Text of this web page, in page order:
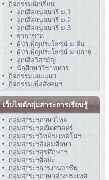
กิจกรรมนักเรียน
ลูกเสือ/เนตนารี ม.1
ลูกเสือ/เนตนารี ม.2
ลูกเสือ/เนตนารี ม.3
ยุวกาชาด
ผู้บำเพ็ญประโยชน์ ม.ต้น
ผู้บำเพ็ญประโยชน์ ม.ปลาย
ลูกเสือวิสามัญ
นักศึกษาวิชาทหาร
กิจกรรมแนะแนว
กิจกรรมเพื่อสังคมฯ
เว็บไซต์กลุ่มสาระการเรียนรู้
กลุ่มสาระฯภาษาไทย
กลุ่มสาระฯคณิตศาสตร์
กลุ่มสาระฯวิทย์ฯ+เทคโนฯ
กลุ่มสาระฯสังคมศึกษา
กลุ่มสาระฯสุขศึกษาฯ
กลุ่มสาระฯศิลปะ
กลุ่มสาระฯการงานอาชีพ
กลุ่มสาระฯภาษาต่างประเทศ